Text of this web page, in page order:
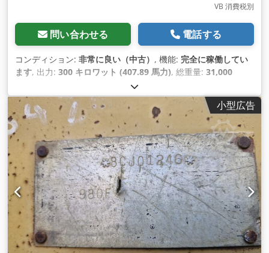
VB 消費税別
問い合わせる 電話する
コンディション: 非常に良い（中古） , 機能: 完全に稼働してい
ます, 出力: 300 キロワット (407.89 馬力), 総重量: 31,000
, ショベル容量:
車両番号:CAT 0980KKGTZ00136,
小型広告